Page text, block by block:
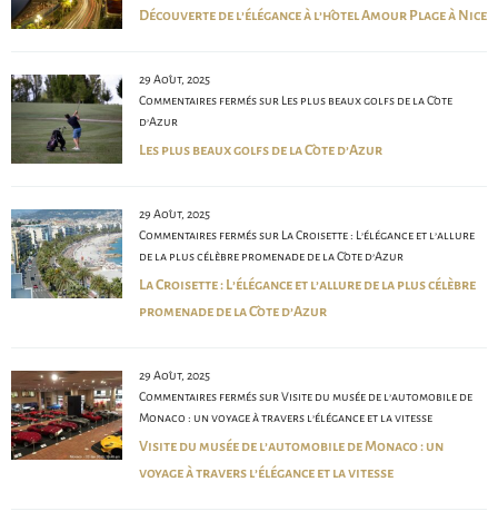
Découverte de l’élégance à l’hôtel Amour Plage à Nice
29 Août, 2025
Commentaires ferméssur Les plus beaux golfs de la Côte
d’Azur
Les plus beaux golfs de la Côte d’Azur
29 Août, 2025
Commentaires ferméssur La Croisette : L’élégance et l’allure
de la plus célèbre promenade de la Côte d’Azur
La Croisette : L’élégance et l’allure de la plus célèbre
promenade de la Côte d’Azur
29 Août, 2025
Commentaires ferméssur Visite du musée de l’automobile de
Monaco : un voyage à travers l’élégance et la vitesse
Visite du musée de l’automobile de Monaco : un
voyage à travers l’élégance et la vitesse